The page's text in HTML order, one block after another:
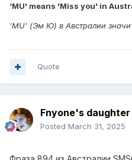
‘MU' means 'Miss you' in
'MU' (Эм Ю) в Австралии
Quote
Fnyone's daughter
Posted March 31, 2025